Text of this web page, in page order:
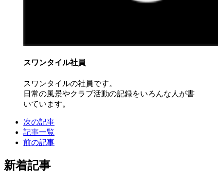
スワンタイル社員
スワンタイルの社員です。
日常の風景やクラブ活動の記録をいろんな人が書
いています。
次の記事
記事一覧
前の記事
新着記事